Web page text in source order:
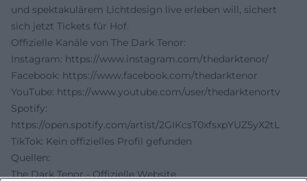
und spektakulärem Lichtdesign live erleben will, sichert
sich jetzt Tickets für Hof.
Offizielle Kanäle von The Dark Tenor:
Instagram: https://www.instagram.com/thedarktenor/
Facebook: https://www.facebook.com/thedarktenor
YouTube: https://www.youtube.com/user/thedarktenortv
Spotify:
https://open.spotify.com/artist/2GIKcsT0xfsxpYUZ5yX2tL
TikTok: Kein offizielles Profil gefunden
Quellen:
The Dark Tenor - Offizielle Website